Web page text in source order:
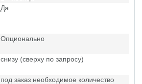
Да
Опционально
снизу (сверху по запросу)
под заказ необходимое количество